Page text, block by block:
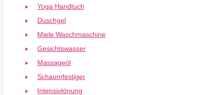
Yoga Handtuch
Duschgel
Miele Waschmaschine
Gesichtswasser
Massageöl
Schaumfestiger
Intensivtönung